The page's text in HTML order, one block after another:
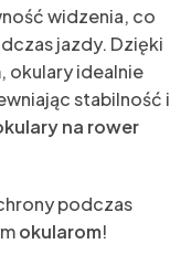
widzenia, co
jazdy. Dzięki
okulary idealnie
stabilność i
na rower
podczas
okularom!